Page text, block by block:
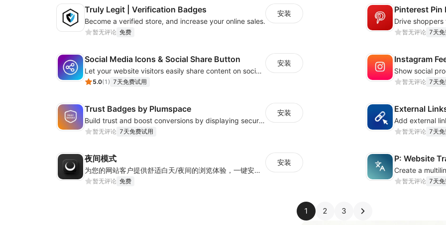
Truly Legit | Verification Badges
Become a verified store, and increase your online sales.
暂无评论 免费
安装 Pinterest Pin
暂无评论 7天
Social Media Icons & Social Share Button
Let your website visitors easily share content on social media
5.0(1 ) 7天免费试用
安装 Instagram
暂无评论 7天
Trust Badges by Plumspace
Build trust and boost conversions by displaying security and guarantee badges
暂无评论 7天免费试用
安装 External
暂无评论 7天
夜间模式
为您的网站客户提供舒适白天/夜间的浏览体验，一键安装，一键切换夜间模式
暂无评论 免费
安装 P: Website
暂无评论 7天
1 2 3